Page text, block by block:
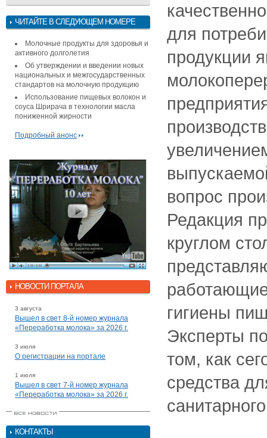
ЧИТАЙТЕ В СЛЕДУЮЩЕМ НОМЕРЕ
Молочные продукты для здоровья и
активного долголетия
Об утверждении и введении новых
национальных и межгосударственных
стандартов на молочную продукцию
Использование пищевых волокон и
соуса Шрирача в технологии масла
пониженной жирности
Подробный анонс
НОВОСТИ ПОРТАЛА
3 августа
Вышел в свет 8-й номер журнала
«Переработка молока» за 2026 г.
3 июля
О регистрации на портале
1 июля
Вышел в свет 7-й номер журнала
«Переработка молока» за 2026 г.
КОНТАКТЫ
для
продукции
вопрос
Редакция
круглом
гигиены
Эксперты
том, как
средства